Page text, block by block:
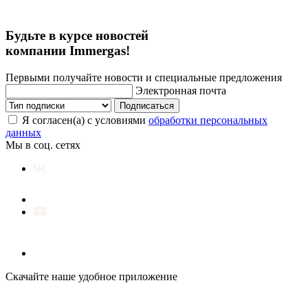
Будьте в курсе новостей
компании Immergas!
Первыми получайте новости и специальные предложения
Электронная почта
Подписаться
Я согласен(а) с условиями обработки персональных
данных
Мы в соц. сетях
Скачайте наше удобное приложение